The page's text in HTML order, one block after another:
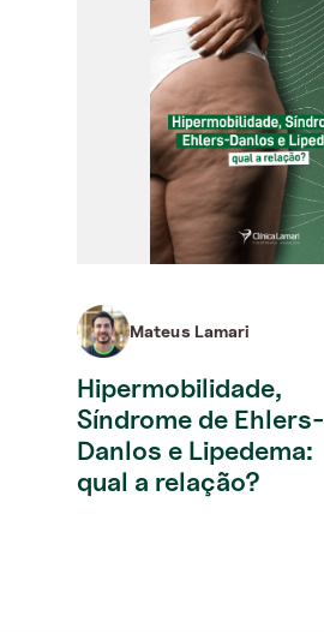
Mateus Lamari
Hipermobilidade,
Síndrome de Ehlers-
Danlos e Lipedema:
qual a relação?